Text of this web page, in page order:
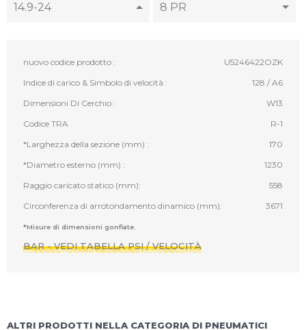
14.9-24 8 PR
nuovo codice prodotto :
U5246422OZK
Indice di carico & Simbolo di velocità :
128 / A6
Dimensioni Di Cerchio :
W13
Codice TRA
R-1
*Larghezza della sezione (mm) :
170
*Diametro esterno (mm) :
1230
Raggio caricato statico (mm):
558
Circonferenza di arrotondamento dinamico (mm):
3671
*Misure di dimensioni gonfiate.
BAR - VEDI TABELLA PSI / VELOCITÀ
ALTRI PRODOTTI NELLA CATEGORIA DI PNEUMATICI